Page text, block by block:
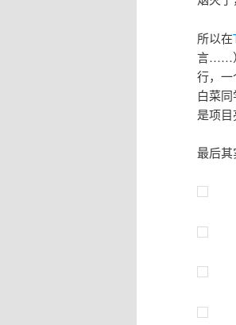
所以在
言……
行，
白菜
是项目
最后